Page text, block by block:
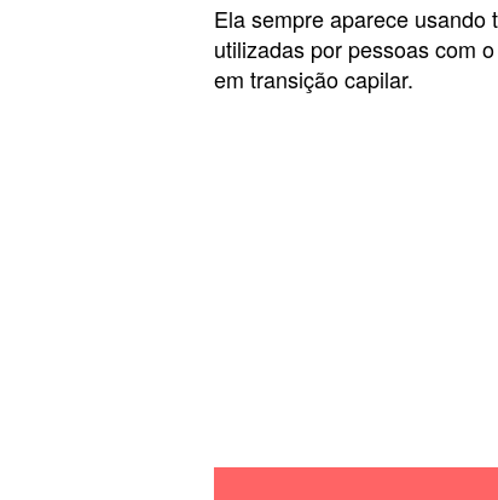
Ela sempre aparece
utilizadas por pessoas com
em transição capilar.